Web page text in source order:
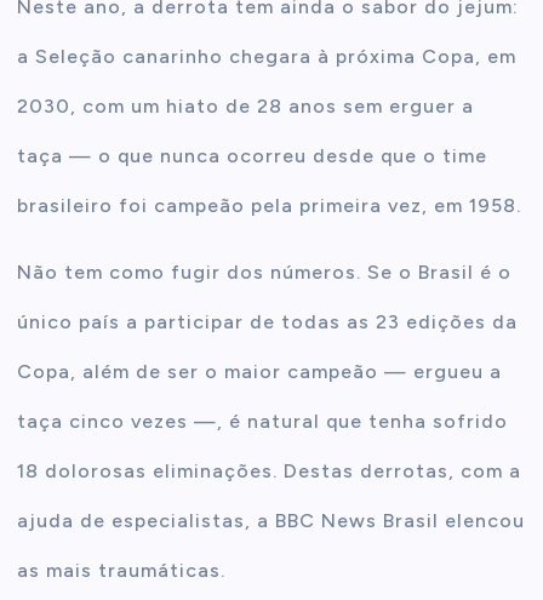
Neste ano, a derrota tem ainda o sabor do jejum:
a Seleção canarinho chegara à próxima Copa, em
2030, com um hiato de 28 anos sem erguer a
taça — o que nunca ocorreu desde que o time
brasileiro foi campeão pela primeira vez, em 1958.
Não tem como fugir dos números. Se o Brasil é o
único país a participar de todas as 23 edições da
Copa, além de ser o maior campeão — ergueu a
taça cinco vezes —, é natural que tenha sofrido
18 dolorosas eliminações. Destas derrotas, com a
ajuda de especialistas, a BBC News Brasil elencou
as mais traumáticas.